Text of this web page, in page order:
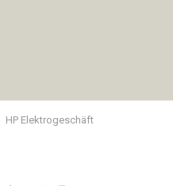
HP Elektrogeschäft